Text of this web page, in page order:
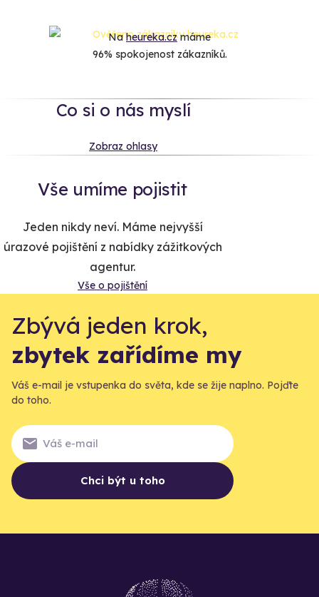
Naheureka.czmáme
96% spokojenost zákazníků.
Co si o nás myslí
Zobraz ohlasy
Vše umíme pojistit
Jeden nikdy neví. Máme nejvyšší
úrazové pojištění z nabídky zážitkových
agentur.
Vše o pojištění
Zbývá jeden krok,
zbytek zařídíme my
Váš e-mail je vstupenka do světa, kde se žije naplno. Pojďte
do toho.
Chci být u toho